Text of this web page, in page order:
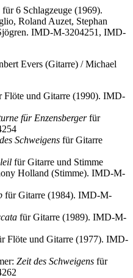
für 6 Schlagzeuge (1969).
Roland Auzet, Stephan
IMD-M-3204251, IMD-
Evers (Gitarre) / Michael
Flöte und Gitarre (1990). IMD-
für Enzensbergerfür
Schweigens für Gitarre
für Gitarre und Stimme
Holland (Stimme). IMD-M-
für Gitarre (1984). IMD-M-
für Gitarre (1989). IMD-M-
Flöte und Gitarre (1977). IMD-
Zeit des Schweigens für